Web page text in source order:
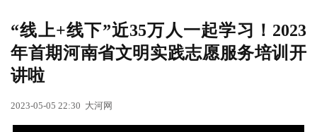
“线上+线下”近35万人一起学习！2023
年首期河南省文明实践志愿服务培训开
讲啦
2023-05-05 22:30 大河网